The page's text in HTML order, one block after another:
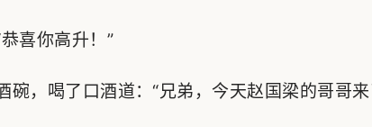
喜你高升！”
，喝了口酒道：“兄弟，今天赵国梁的哥哥来